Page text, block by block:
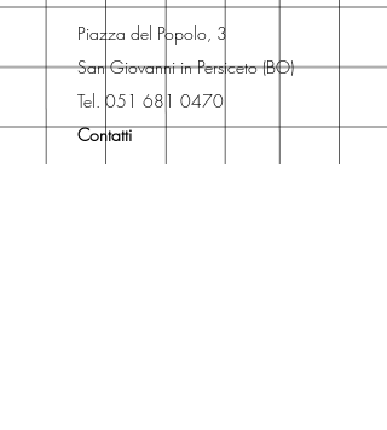
risparmiare sulle spese di
spedizione e ritirare il libro presso
Libreria degli Orsi, Piazza del
Popolo 3, 40017
San Giovanni in Persiceto (BO).
Piazza del Popolo, 3
San Giovanni in Persiceto (BO)
Tel. 051 681 0470
Contatti